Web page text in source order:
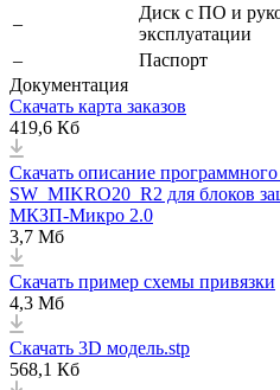
–
Диск с ПО и
эксплуатации
–
Паспорт
Документация
Cкачать карта заказов
419,6 Кб
Cкачать описание
SW_MIKRO20_R2 для блоков
МКЗП-Микро 2.0
3,7 Мб
Скачать пример схемы привязки
4,3 Мб
Скачать 3D модель.stp
568,1 Кб